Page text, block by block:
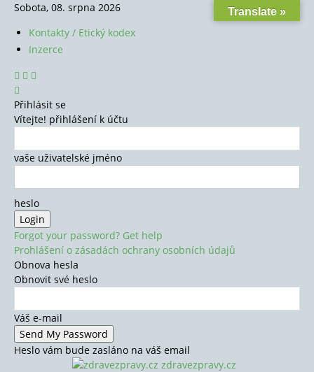
Sobota, 08. srpna 2026
Kontakty / Etický kodex
Inzerce
Přihlásit se
Vítejte! přihlášení k účtu
vaše uživatelské jméno
heslo
Forgot your password? Get help
Prohlášení o zásadách ochrany osobních údajů
Obnova hesla
Obnovit své heslo
Váš e-mail
Heslo vám bude zasláno na váš email
zdravezpravy.cz
Translate »